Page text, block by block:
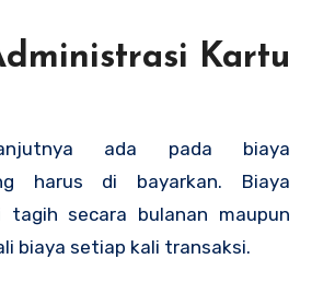
Kartu
ada pada biaya
harus di bayarkan. Biaya
secara bulanan maupun
biaya setiap kali transaksi.